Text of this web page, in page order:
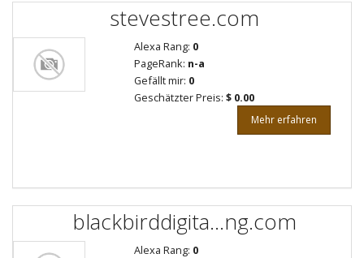
stevestree.com
Alexa Rang: 0
PageRank: n-a
Gefällt mir: 0
Geschätzter Preis: $ 0.00
Mehr erfahren
blackbirddigita...ng.com
Alexa Rang: 0